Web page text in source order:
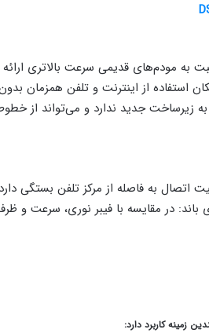
استفاده از اینترنت و تلفن همزمان
زیرساخت جدید ندارد و می‌تواند از
اتصال به فاصله از مرکز تلفن بستگی
در مقایسه با فیبر نوری، سرعت و